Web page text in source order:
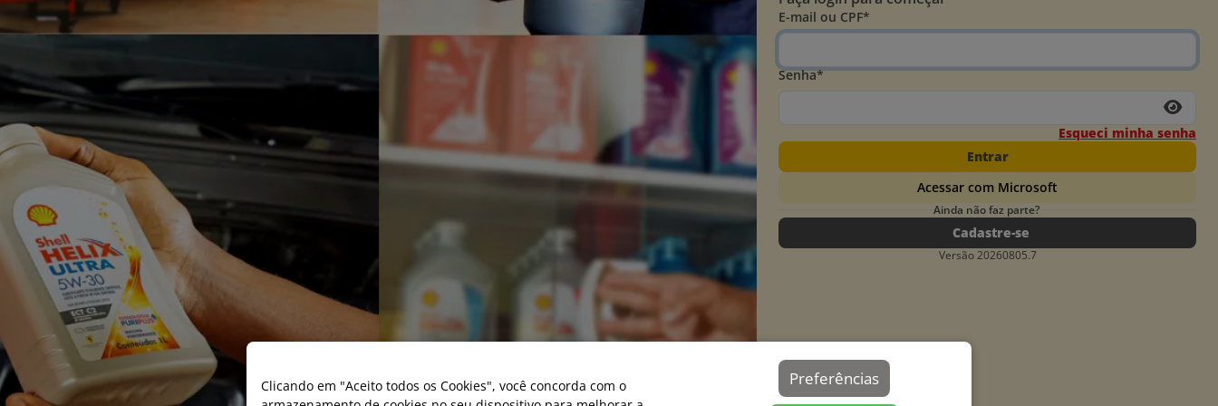
Clicando em "Aceito todos os Cookies", você concorda com o
Preferências
E-mail ou CPF*
Senha*
Esqueci minha senha
Entrar
Acessar com Microsoft
Ainda não faz parte?
Cadastre-se
Versão 20260805.7